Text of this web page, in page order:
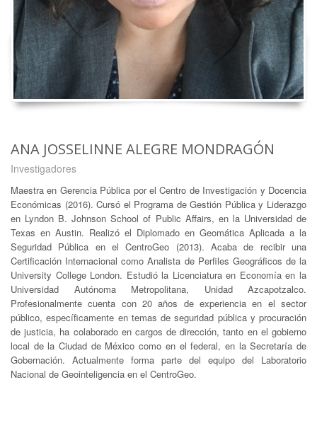
ANA JOSSELINNE ALEGRE MONDRAGÓN
Investigadores
Maestra en Gerencia Pública por el Centro de Investigación y Docencia
Económicas (2016). Cursó el Programa de Gestión Pública y Liderazgo
en Lyndon B. Johnson School of Public Affairs, en la Universidad de
Texas en Austin. Realizó el Diplomado en Geomática Aplicada a la
Seguridad Pública en el CentroGeo (2013). Acaba de recibir una
Certificación Internacional como Analista de Perfiles Geográficos de la
University College London. Estudió la Licenciatura en Economía en la
Universidad Autónoma Metropolitana, Unidad Azcapotzalco.
Profesionalmente cuenta con 20 años de experiencia en el sector
público, específicamente en temas de seguridad pública y procuración
de justicia, ha colaborado en cargos de dirección, tanto en el gobierno
local de la Ciudad de México como en el federal, en la Secretaría de
Gobernación. Actualmente forma parte del equipo del Laboratorio
Nacional de Geointeligencia en el CentroGeo.